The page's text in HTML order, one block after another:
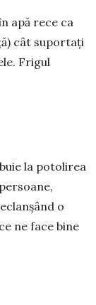
apă rece ca
cât suportați
Frigul
la potolirea
o
ne face bine